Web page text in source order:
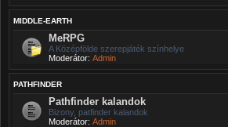
MIDDLE-EARTH
MeRPG
A Középfölde szerepjáték színhelye
Moderátor: Admin
PATHFINDER
Pathfinder kalandok
Bizony, patfinder kalandok
Moderátor: Admin